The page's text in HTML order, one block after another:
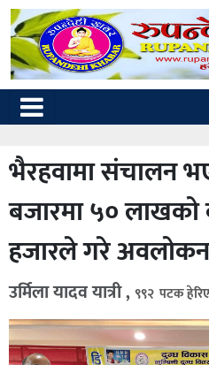
भैरहवामा संचालन
बजारमा ५० लाखको
हजारले गरे अवलोकन
उर्मिला यादव यात्री , ९९२ पटक